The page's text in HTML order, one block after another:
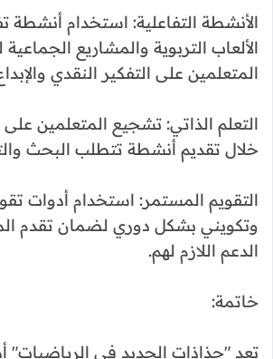
الأنشطة التفاعلية: استخدام أنشطة
الألعاب التربوية والمشاريع الجماعية
المتعلمين على التفكير النقدي
التعلم الذاتي: تشجيع المتعلمين على
خلال تقديم أنشطة تتطلب البحث
التقويم المستمر: استخدام أدوات
وتكويني بشكل دوري لضمان تقدم
الدعم اللازم لهم.
خاتمة:
تعد "جذاذات الجديد في الرياضيات"